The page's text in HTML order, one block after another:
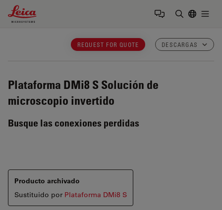
Leica Microsystems Logo
REQUEST FOR QUOTE DESCARGAS
Plataforma DMi8 S Solución de
microscopio invertido
Busque las conexiones perdidas
Producto archivado
Sustituido por Plataforma DMi8 S